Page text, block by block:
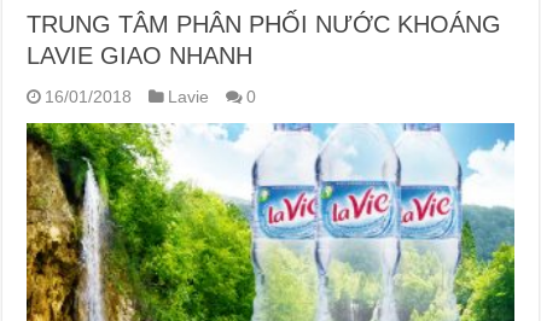
TRUNG TÂM PHÂN PHỐI NƯỚC KHOÁNG
LAVIE GIAO NHANH
16/01/2018 Lavie 0